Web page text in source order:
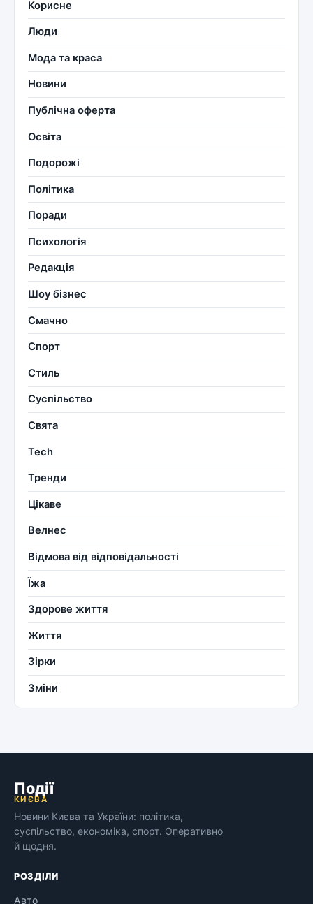
Корисне
Люди
Мода та краса
Новини
Публічна оферта
Освіта
Подорожі
Політика
Поради
Психологія
Редакція
Шоу бізнес
Смачно
Спорт
Стиль
Суспільство
Свята
Tech
Тренди
Цікаве
Велнес
Відмова від відповідальності
Їжа
Здорове життя
Життя
Зірки
Зміни
Події
КИЄВА
Новини Києва та України: політика,
суспільство, економіка, спорт. Оперативно
й щодня.
РОЗДІЛИ
Авто